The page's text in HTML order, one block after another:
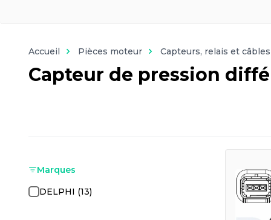
Accueil Pièces moteur Capteurs, relais et câbles
Capteur de pression
Marques
DELPHI (13)